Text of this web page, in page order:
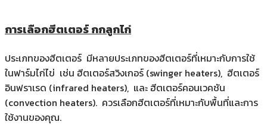
การเลือกฮีตเตอร์ กกลูกไก่
ประเภทของฮีตเตอร์ มีหลายประเภทของฮีตเตอร์ที่เหมาะกับการใช้
ในฟาร์มไก่ไข่ เช่น ฮีตเตอร์สวิงเกอร์ (swinger heaters), ฮีตเตอร์
อินฟราเรด (infrared heaters), และ ฮีตเตอร์คอนเวคชัน
(convection heaters). ควรเลือกฮีตเตอร์ที่เหมาะกับพื้นที่และการ
ใช้งานของคุณ.